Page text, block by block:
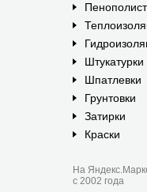
Штукатурки
Шпатлевки
Грунтовки
Затирки
Краски
На
с 2002 года